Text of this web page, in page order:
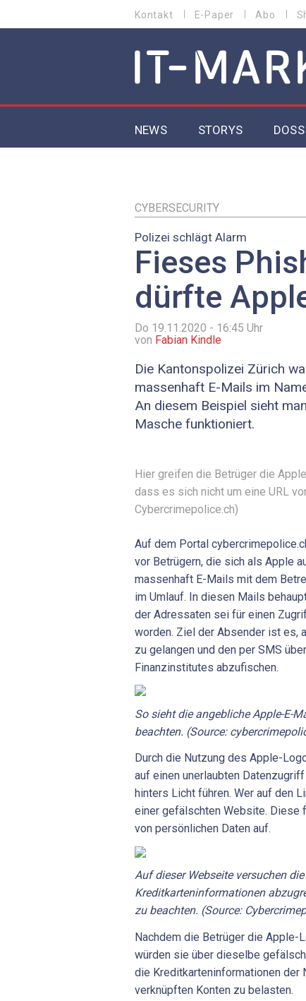
zum
MENU
Kontakt E-Paper Abo
MAIN NAVIGATION
NEWS STORYS
EU-
CYBERSECURITY
Polizei schlägt Alarm
Fieses
dürfte
Do 19.11.2020 - 16:45 Uhr
von Fabian Kindle
Die Kantonspolizei Zürich
massenhaft E-Mails im
An diesem Beispiel sieht
Masche funktioniert.
Hier greifen die Betrüger die
dass es sich nicht um eine URL
Cybercrimepolice.ch)
Auf dem Portal
vor Betrügern, die sich als Apple
massenhaft E-Mails mit dem
im Umlauf. In diesen Mails
der Adressaten sei für einen
worden. Ziel der Absender ist es,
zu gelangen und den per SMS
Finanzinstitutes abzufischen.
So sieht die angebliche Apple-E-
beachten. (Source:
Durch die Nutzung des Apple-
auf einen unerlaubten
hinters Licht führen. Wer auf den
einer gefälschten Website. Diese
von persönlichen Daten auf.
Auf dieser Webseite versuchen die
Kreditkarteninformationen
zu beachten. (Source:
Nachdem die Betrüger die Apple-
würden sie über dieselbe
die Kreditkarteninformationen der
verknüpften Konten zu belasten.